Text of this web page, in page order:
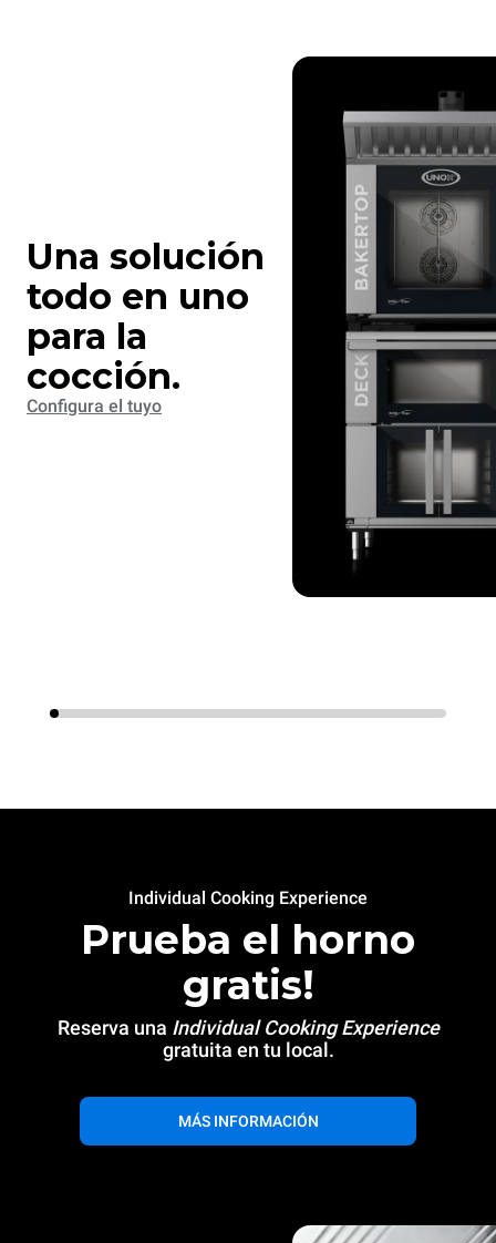
Una solución
todo en uno
para la
cocción.
Configura el tuyo
Individual Cooking Experience
Prueba el horno
gratis!
Reserva una Individual Cooking Experience
gratuita en tu local.
MÁS INFORMACIÓN